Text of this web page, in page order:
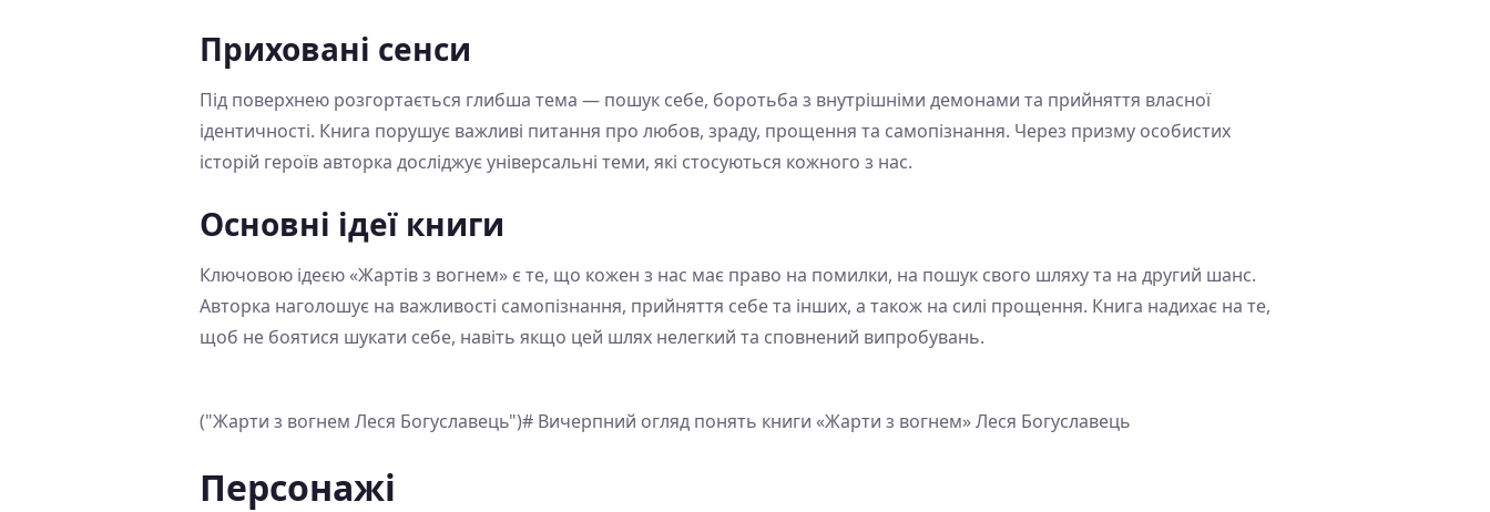
Приховані сенси
Під поверхнею розгортається глибша тема — пошук себе, боротьба з внутрішніми демонами та прийняття власної
ідентичності. Книга порушує важливі питання про любов, зраду, прощення та самопізнання. Через призму особистих
історій героїв авторка досліджує універсальні теми, які стосуються кожного з нас.
Основні ідеї книги
Ключовою ідеєю «Жартів з вогнем» є те, що кожен з нас має право на помилки, на пошук свого шляху та на другий шанс.
Авторка наголошує на важливості самопізнання, прийняття себе та інших, а також на силі прощення. Книга надихає на те,
щоб не боятися шукати себе, навіть якщо цей шлях нелегкий та сповнений випробувань.
("Жарти з вогнем Леся Богуславець")# Вичерпний огляд понять книги «Жарти з вогнем» Леся Богуславець
Персонажі